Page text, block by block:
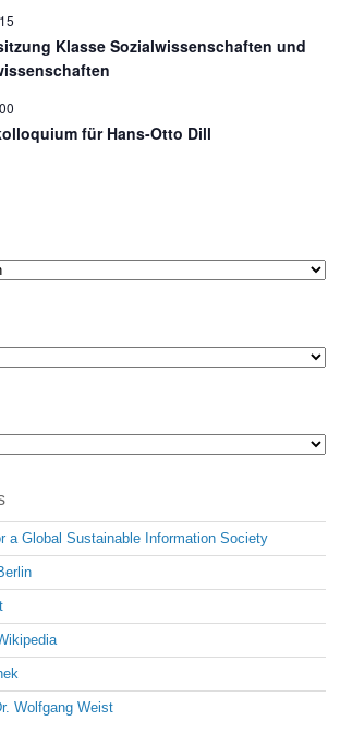
Klasse Sozialwissenschaften und
für Hans-Otto Dill
a Global Sustainable Information Society
Wolfgang Weist